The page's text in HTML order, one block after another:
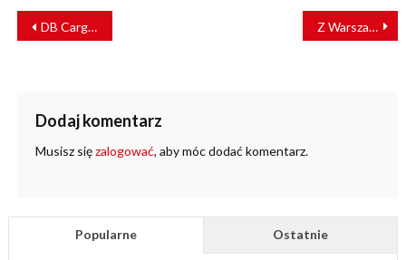
NAWIGACJA
WPISU
DB Cargo ma nowy zarząd. Spółka stawia na kobiety Z Warszawy nad Zalew Zegrzyński. Po 25 latach rusza modernizacja linii kolejowej do Zegrza
Dodaj komentarz
Musisz sięzalogować, aby móc dodać komentarz.
Popularne Ostatnie